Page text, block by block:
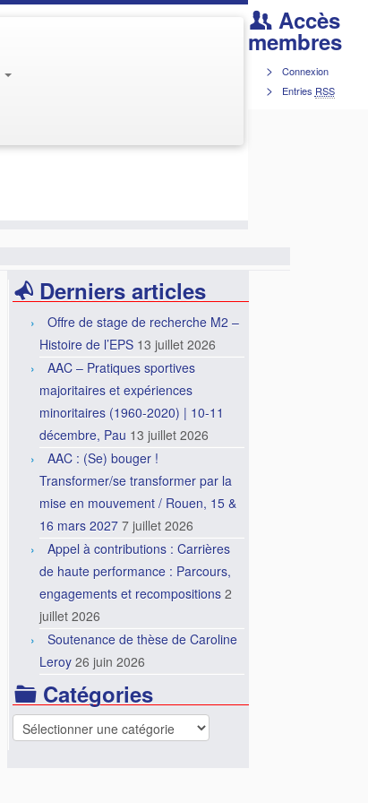
Accès
membres
Connexion
Entries RSS
Derniers articles
Offre de stage de recherche M2 –
Histoire de l’EPS 13 juillet 2026
AAC – Pratiques sportives
majoritaires et expériences
minoritaires (1960-2020) | 10-11
décembre, Pau 13 juillet 2026
AAC : (Se) bouger !
Transformer/se transformer par la
mise en mouvement / Rouen, 15 &
16 mars 2027 7 juillet 2026
Appel à contributions : Carrières
de haute performance : Parcours,
engagements et recompositions 2
juillet 2026
Soutenance de thèse de Caroline
Leroy 26 juin 2026
Catégories
Catégories